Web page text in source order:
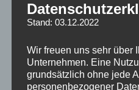
Produktsicherheit
Gewicht
Stand: 03.12.2022
Wir freuen uns sehr über
Unternehmen. Eine
grundsätzlich ohne jede
personenbezogener